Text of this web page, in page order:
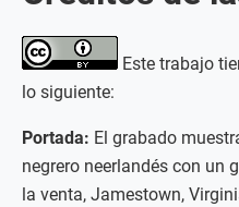
Este trabajo
lo siguiente:
Portada: El grabado
negrero neerlandés con un
la venta, Jamestown,